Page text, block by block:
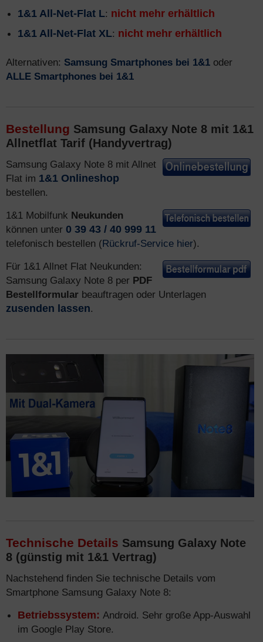
1&1 All-Net-Flat L: nicht mehr erhältlich
1&1 All-Net-Flat XL: nicht mehr erhältlich
Alternativen: Samsung Smartphones bei 1&1 oder
ALLE Smartphones bei 1&1
Bestellung Samsung Galaxy Note 8 mit 1&1
Allnetflat Tarif (Handyvertrag)
Samsung Galaxy Note 8 mit Allnet
Flat im 1&1 Onlineshop
bestellen.
1&1 Mobilfunk Neukunden
können unter 0 39 43 / 40 999 11
telefonisch bestellen (Rückruf-Service hier).
Für 1&1 Allnet Flat Neukunden:
Samsung Galaxy Note 8 per PDF
Bestellformular beauftragen oder Unterlagen
zusenden lassen.
Technische Details Samsung Galaxy Note
8 (günstig mit 1&1 Vertrag)
Nachstehend finden Sie technische Details vom
Smartphone Samsung Galaxy Note 8:
Betriebssystem: Android. Sehr große App-Auswahl
im Google Play Store.